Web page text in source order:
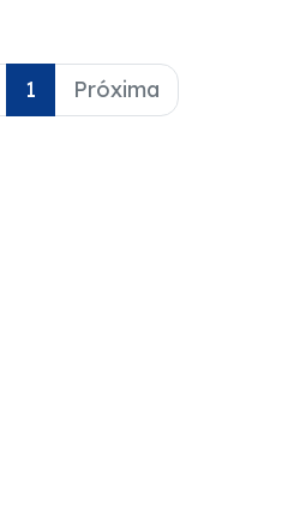
1 Próxima